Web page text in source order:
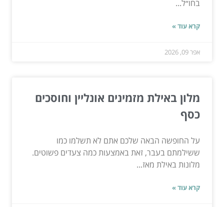
בחו״ל...
קרא עוד »
אפר 09, 2026
מלון באילת מזמינים אונליין וחוסכים
כסף
על החופשה הבאה שלכם אתם לא תשלמו כמו
ששילמתם בעבר, זאת באמצעות כמה צעדים פשוטים.
מלונות באילת מאז...
קרא עוד »